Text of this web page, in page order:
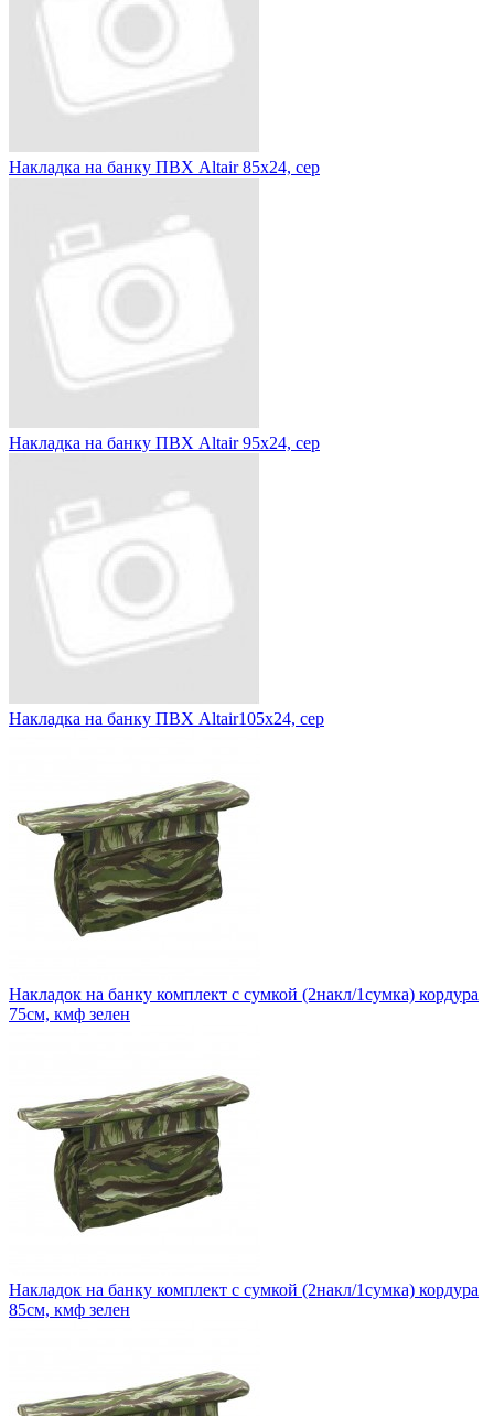
Накладка на банку ПВХ Altair 85х24, сер
Накладка на банку ПВХ Altair 95х24, сер
Накладка на банку ПВХ Altair105х24, сер
Накладок на банку комплект с сумкой (2накл/1сумка) кордура
75см, кмф зелен
Накладок на банку комплект с сумкой (2накл/1сумка) кордура
85см, кмф зелен